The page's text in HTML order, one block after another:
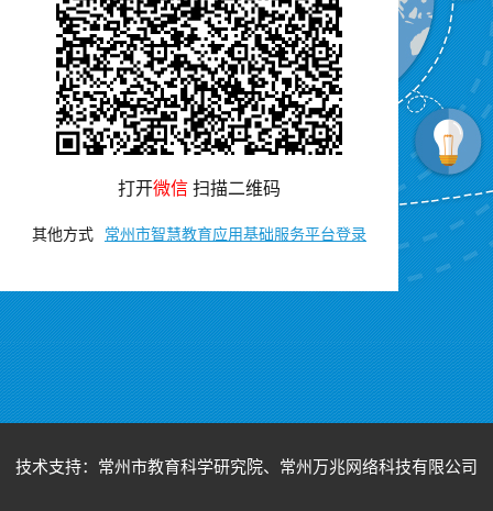
打开微信 扫描二维码
其他方式 常州市智慧教育应用基础服务平台登录
技术支持：常州市教育科学研究院、常州万兆网络科技有限公司